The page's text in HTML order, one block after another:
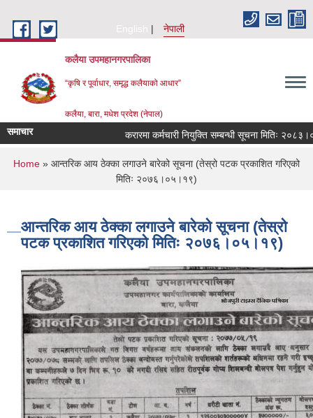
English
नेपाली
कलैया उपमहानगरपालिका
“कृषि र पूर्वाधार, समृद्ध कलैयाको आधार”
कलैया, बारा, मधेश प्रदेश (नेपाल)
समाचार करारमा कर्मचारी नियुक्ति सम्बन्धी सूचना मितिः
You are here
Home » आन्तरिक आय ठेक्का लगाउने बारेको सूचना (तेस्रो पटक प्रकाशित गरिएको
मितिः २०७६।०५।१९)
आन्तरिक आय ठेक्का लगाउने बारेको सूचना (तेस्रो
पटक प्रकाशित गरिएको मितिः २०७६।०५।१९)